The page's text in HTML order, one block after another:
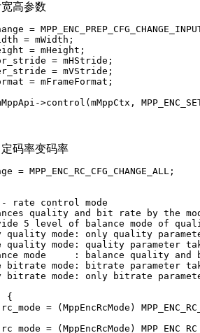
高参数
MPP_ENC_PREP_CFG_CHANGE_INPUT
= mWidth;
= mHeight;
= mHStride;
= mVStride;
= mFrameFormat;
>control(mMppCtx,
码率变码率
MPP_ENC_RC_CFG_CHANGE_ALL;
control mode
quality and bit rate by the
5 level of balance mode of
mode: only quality
mode: quality parameter
mode : balance quality and
mode: bitrate parameter
mode: only bitrate
{
= (MppEncRcMode)
= (MppEncRcMode)